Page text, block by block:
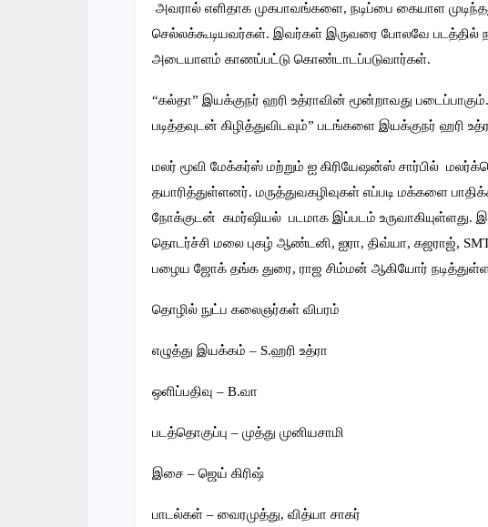
அவரால் எளிதாக முகபாவங்களை, நடிப்பை கையாள
செல்லக்கூடியவர்கள். இவர்கள் இருவரை போலவே படத்தில்
அடையாளம் காணப்பட்டு கொண்டாடப்படுவார்கள்.
“கல்தா” இயக்குநர் ஹரி உத்ராவின் மூன்றாவது
படித்தவுடன் கிழித்துவிடவும்” படங்களை இயக்குநர் ஹரி
மலர் மூவி மேக்கர்ஸ் மற்றும் ஐ கிரியேஷன்ஸ் சார்பில்
தயாரித்துள்ளனர். மருத்துவகழிவுகள் எப்படி மக்களை
நோக்குடன் கமர்ஷியல் படமாக இப்படம் உருவாகியுள்ளது.
தொடர்ச்சி மலை புகழ் ஆண்டனி, ஐரா, திவ்யா, கஜராஜ், SMT
பழைய ஜோக் தங்க துரை, ராஜ சிம்மன் ஆகியோர்
தொழில் நுட்ப கலைஞர்கள் விபரம்
எழுத்து இயக்கம் – S.ஹரி உத்ரா
ஒளிப்பதிவு – B.வா
படத்தொகுப்பு – முத்து முனியசாமி
இசை – ஜெய் கிரிஷ்
பாடல்கள் – வைரமுத்து, வித்யா சாகர்